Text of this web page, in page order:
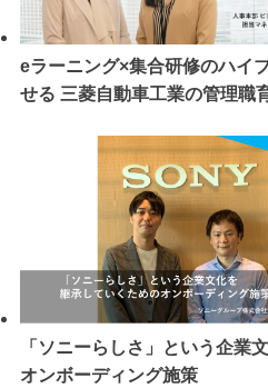
eラーニング×集合研修のハイ
せる 三菱自動車工業の管理職
「ソニーらしさ」という企業
オンボーディング施策